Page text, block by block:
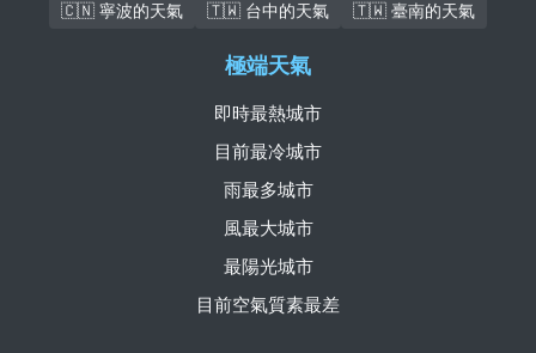
🇨🇳 寧波的天氣
🇹🇼 台中的天氣 🇹🇼 臺南的天氣
極端天氣
即時最熱城市
目前最冷城市
雨最多城市
風最大城市
最陽光城市
目前空氣質素最差